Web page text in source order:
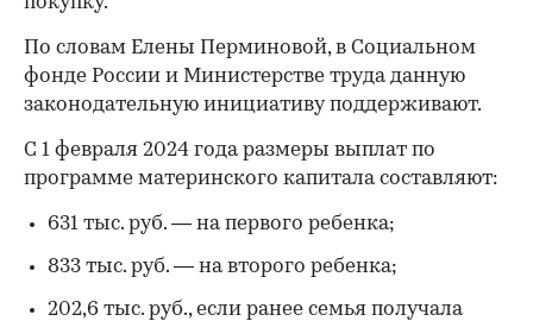
По словам Елены Перминовой, в Социальном
фонде России и Министерстве труда данную
законодательную инициативу поддерживают.
С 1 февраля 2024 года размеры выплат по
программе материнского капитала составляют:
631 тыс. руб. — на первого ребенка;
833 тыс. руб. — на второго ребенка;
202,6 тыс. руб., если ранее семья получала